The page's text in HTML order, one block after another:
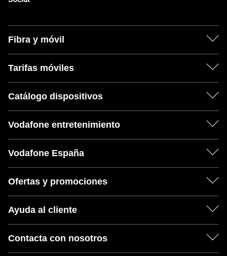
Fibra y móvil
Tarifas móviles
Catálogo dispositivos
Vodafone entretenimiento
Vodafone España
Ofertas y promociones
Ayuda al cliente
Contacta con nosotros